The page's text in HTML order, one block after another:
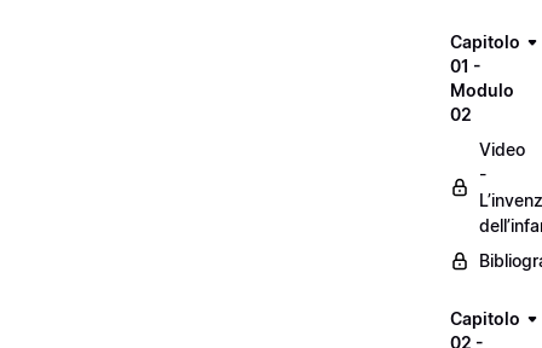
Capitolo
01 -
Modulo
02
Video
-
Capitolo
02 -